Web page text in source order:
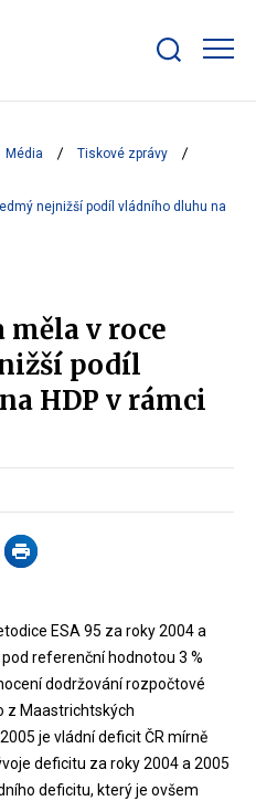
bar
Média
Tiskové zprávy
nejnižší podíl vládního dluhu na
v roce
podíl
HDP v rámci
ESA 95 za roky 2004 a
referenční hodnotou 3 %
dodržování rozpočtové
z Maastrichtských
je vládní deficit ČR mírně
deficitu za roky 2004 a 2005
deficitu, který je ovšem